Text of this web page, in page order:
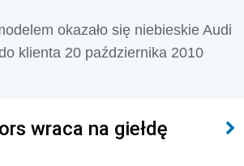
okazało się niebieskie Audi
klienta 20 października 2010
wraca na giełdę